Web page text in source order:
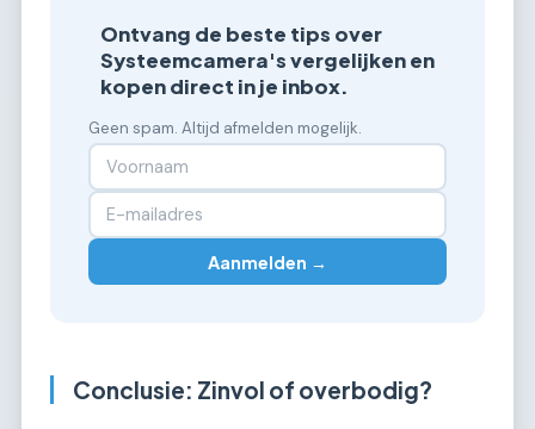
Ontvang de beste tips over
Systeemcamera's vergelijken en
kopen direct in je inbox.
Geen spam. Altijd afmelden mogelijk.
Aanmelden →
Conclusie: Zinvol of overbodig?